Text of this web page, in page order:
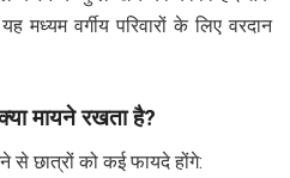
वर्गीय परिवारों के लिए वरदान
मायने रखता है?
से छात्रों को कई फायदे होंगे: